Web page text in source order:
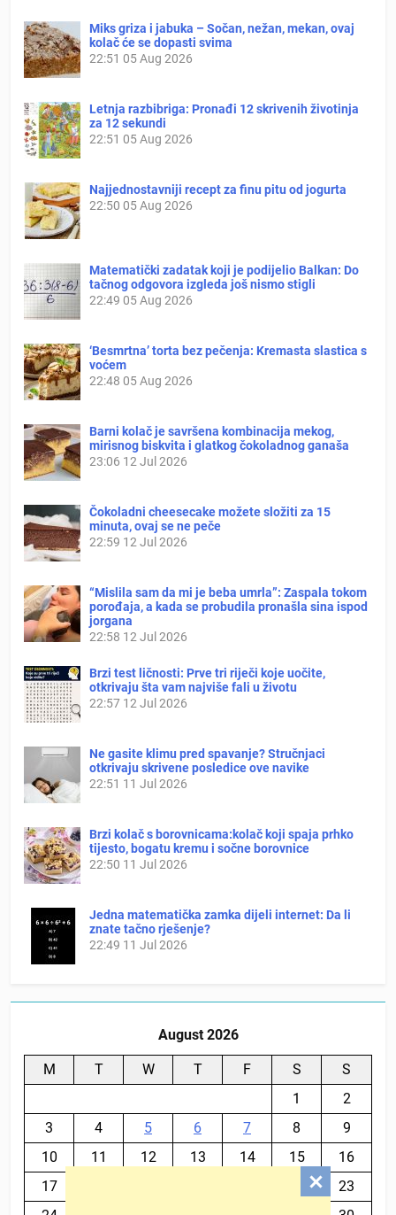
Miks griza i jabuka – Sočan, nežan, mekan, ovaj
kolač će se dopasti svima
22:51 05 Aug 2026
Letnja razbibriga: Pronađi 12 skrivenih životinja
za 12 sekundi
22:51 05 Aug 2026
Najjednostavniji recept za finu pitu od jogurta
22:50 05 Aug 2026
Matematički zadatak koji je podijelio Balkan: Do
tačnog odgovora izgleda još nismo stigli
22:49 05 Aug 2026
‘Besmrtna’ torta bez pečenja: Kremasta slastica s
voćem
22:48 05 Aug 2026
Barni kolač je savršena kombinacija mekog,
mirisnog biskvita i glatkog čokoladnog ganaša
23:06 12 Jul 2026
Čokoladni cheesecake možete složiti za 15
minuta, ovaj se ne peče
22:59 12 Jul 2026
“Mislila sam da mi je beba umrla”: Zaspala tokom
porođaja, a kada se probudila pronašla sina ispod
jorgana
22:58 12 Jul 2026
Brzi test ličnosti: Prve tri riječi koje uočite,
otkrivaju šta vam najviše fali u životu
22:57 12 Jul 2026
Ne gasite klimu pred spavanje? Stručnjaci
otkrivaju skrivene posledice ove navike
22:51 11 Jul 2026
Brzi kolač s borovnicama:kolač koji spaja prhko
tijesto, bogatu kremu i sočne borovnice
22:50 11 Jul 2026
Jedna matematička zamka dijeli internet: Da li
znate tačno rješenje?
22:49 11 Jul 2026
August 2026
M T W T F S
S
1
2
3
4 5 6 7 8
9
10
11 12 13 14 15
16
17
23